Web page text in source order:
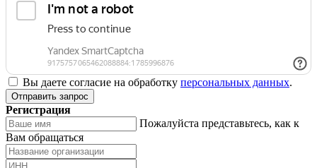
Вы даете согласие на обработку персональных данных.
Отправить запрос
Регистрация
Пожалуйста представьтесь, как к
Вам обращаться